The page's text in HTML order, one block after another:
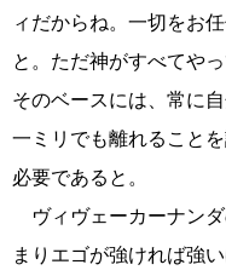
ィだからね。一切をお
と。ただ神がすべてや
そのベースには、常に
一ミリでも離れること
必要であると。
ヴィヴェーカーナン
まりエゴが強ければ強